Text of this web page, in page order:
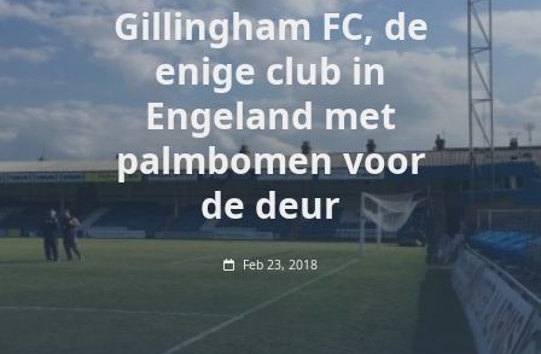
Gillingham FC, de
enige club in
Engeland met
palmbomen voor
de deur
Feb 23, 2018